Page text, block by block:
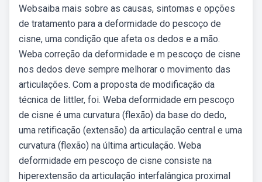
Websaiba mais sobre as causas, sintomas e opções
de tratamento para a deformidade do pescoço de
cisne, uma condição que afeta os dedos e a mão.
Weba correção da deformidade e m pescoço de cisne
nos dedos deve sempre melhorar o movimento das
articulações. Com a proposta de modificação da
técnica de littler, foi. Weba deformidade em pescoço
de cisne é uma curvatura (flexão) da base do dedo,
uma retificação (extensão) da articulação central e uma
curvatura (flexão) na última articulação. Weba
deformidade em pescoço de cisne consiste na
hiperextensão da articulação interfalângica proximal